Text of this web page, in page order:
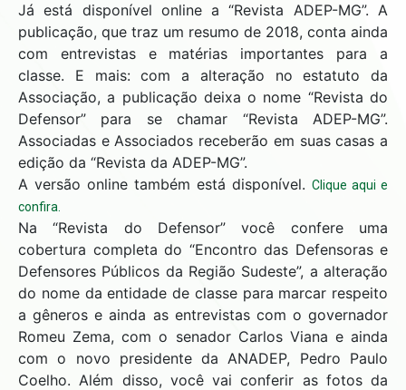
Já está disponível online a “Revista ADEP-MG”. A
publicação, que traz um resumo de 2018, conta ainda
com entrevistas e matérias importantes para a
classe. E mais: com a alteração no estatuto da
Associação, a publicação deixa o nome “Revista do
Defensor” para se chamar “Revista ADEP-MG”.
Associadas e Associados receberão em suas casas a
edição da “Revista da ADEP-MG”.
A versão online também está disponível. Clique aqui e
confira.
Na “Revista do Defensor” você confere uma
cobertura completa do “Encontro das Defensoras e
Defensores Públicos da Região Sudeste”, a alteração
do nome da entidade de classe para marcar respeito
a gêneros e ainda as entrevistas com o governador
Romeu Zema, com o senador Carlos Viana e ainda
com o novo presidente da ANADEP, Pedro Paulo
Coelho. Além disso, você vai conferir as fotos da